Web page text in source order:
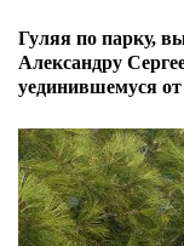
Гуляя по парку,
Александру
уединившемуся